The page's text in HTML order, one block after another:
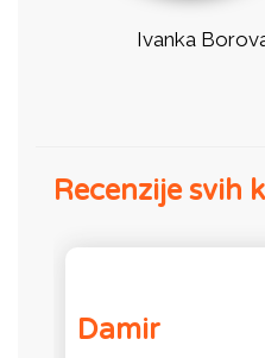
Ivanka
Recenzije svih
Damir